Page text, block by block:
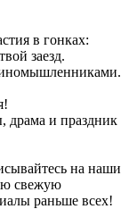
в гонках:
заезд.
драма и праздник
на наши
свежую
раньше всех!